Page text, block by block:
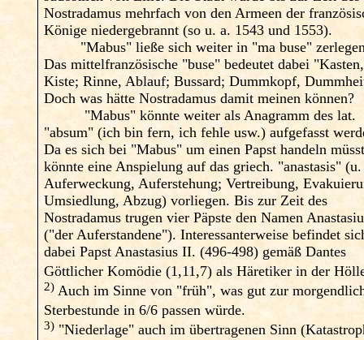
Nostradamus mehrfach von den Armeen der
Könige niedergebrannt (so u. a. 1543 und 1553).
"Mabus" ließe sich weiter in "ma buse"
Das mittelfranzösische "buse" bedeutet dabei "Kasten,
Kiste; Rinne, Ablauf; Bussard; Dummkopf,
Doch was hätte Nostradamus damit meinen können?
"Mabus" könnte weiter als Anagramm des lat.
"absum" (ich bin fern, ich fehle usw.) aufgefasst
Da es sich bei "Mabus" um einen Papst handeln
könnte eine Anspielung auf das griech. "anastasis"
Auferweckung, Auferstehung; Vertreibung,
Umsiedlung, Abzug) vorliegen. Bis zur Zeit des
Nostradamus trugen vier Päpste den Namen
("der Auferstandene"). Interessanterweise befindet
dabei Papst Anastasius II. (496-498) gemäß Dantes
Göttlicher Komödie (1,11,7) als Häretiker in der
2) Auch im Sinne von "früh", was gut zur
Sterbestunde in 6/6 passen würde.
3) "Niederlage" auch im übertragenen Sinn